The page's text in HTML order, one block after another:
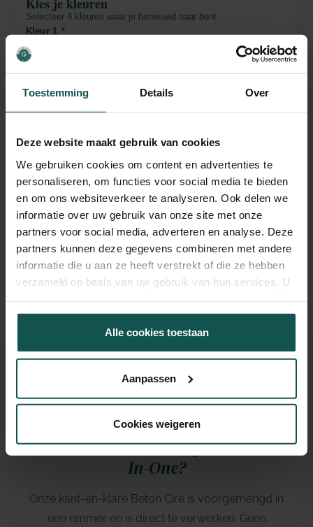
Toestemming Details Over
Deze website maakt gebruik van cookies
We gebruiken cookies om content en advertenties te
personaliseren, om functies voor social media te bieden
en om ons websiteverkeer te analyseren. Ook delen we
informatie over uw gebruik van onze site met onze
partners voor social media, adverteren en analyse. Deze
partners kunnen deze gegevens combineren met andere
informatie die u aan ze heeft verstrekt of die ze hebben
verzameld op basis van uw gebruik van hun services. U
gebruiken.
Alle cookies toestaan
Aanpassen
Cookies weigeren
Selecteer 4 kleuren waar je benieuwd naar bent.
Kleur 1 *
Kleur 2*
Kleur 4 *
Volgende→
VOOR WIE NIEUW IS
Wat isBeton Ciré Easyline & All-
In-One?
Onze kant-en-klare Beton Ciré is voorgemengd in
een emmer en is direct te verwerken. Geen